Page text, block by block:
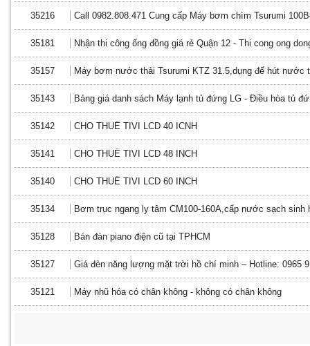
35216 Call 0982.808.471 Cung cấp Máy bơm chìm Tsurumi
35181 Nhận thi công ống đồng giá rẻ Quận 12 - Thi cong ong
35157 Máy bơm nước thải Tsurumi KTZ 31.5,dụng để hút nước
35143 Bảng giá danh sách Máy lạnh tủ đứng LG - Điều hòa tủ
35142 CHO THUÊ TIVI LCD 40 ICNH
35141 CHO THUÊ TIVI LCD 48 INCH
35140 CHO THUÊ TIVI LCD 60 INCH
35134 Bơm trục ngang ly tâm CM100-160A,cấp nước sạch sinh
35128 Bán đàn piano điện cũ tại TPHCM
35127 Giá đèn năng lượng mặt trời hồ chí minh – Hotline: 0965
35121 Máy nhũ hóa có chân không - không có chân không